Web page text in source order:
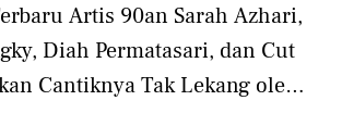
Artis 90an Sarah Azhari,
Diah Permatasari, dan Cut
Cantiknya Tak Lekang oleh